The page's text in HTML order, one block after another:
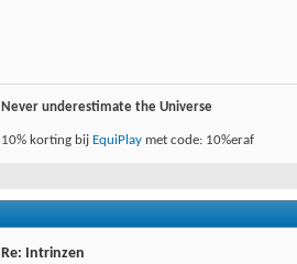
Never underestimate the Universe
10% korting bij EquiPlay met code: 10%eraf
Re: Intrinzen